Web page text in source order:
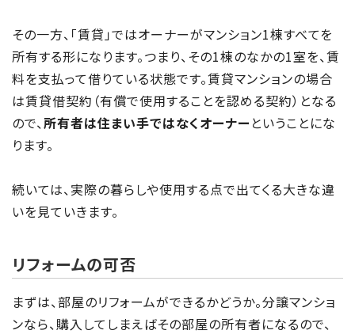
その一方、「賃貸」ではオーナーがマンション1棟すべてを
所有する形になります。つまり、その1棟のなかの1室を、賃
料を支払って借りている状態です。賃貸マンションの場合
は賃貸借契約（有償で使用することを認める契約）となる
ので、所有者は住まい手ではなくオーナー ということにな
ります。
続いては、実際の暮らしや使用する点で出てくる大きな違
いを見ていきます。
リフォームの可否
まずは、部屋のリフォームができるかどうか。分譲マンショ
ンなら、購入してしまえばその部屋の所有者になるので、